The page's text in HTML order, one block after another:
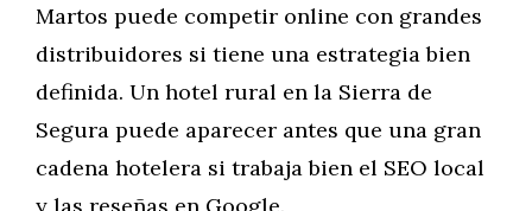
Martos puede competir online con grandes
distribuidores si tiene una estrategia bien
definida. Un hotel rural en la Sierra de
Segura puede aparecer antes que una gran
cadena hotelera si trabaja bien el SEO local
y las reseñas en Google.